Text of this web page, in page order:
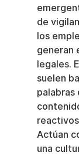
de
los
generan
legales.
suelen
palabras
Actúan
una